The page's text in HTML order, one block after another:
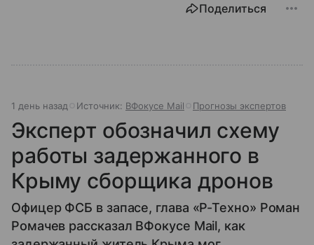
Поделиться
1 день назад Источник: ВФокусе Mail Прогнозы экспертов
Эксперт обозначил схему
работы задержанного в
Крыму сборщика дронов
Офицер ФСБ в запасе, глава «Р-Техно» Роман
Ромачев рассказал ВФокусе Mail, как